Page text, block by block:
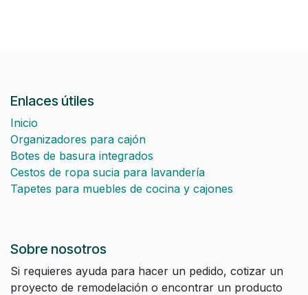
Enlaces útiles
Inicio
Organizadores para cajón
Botes de basura integrados
Cestos de ropa sucia para lavandería
Tapetes para muebles de cocina y cajones
Sobre nosotros
Si requieres ayuda para hacer un pedido, cotizar un
proyecto de remodelación o encontrar un producto